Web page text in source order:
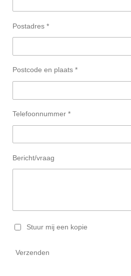
Postadres *
Postcode en plaats *
Telefoonnummer *
Bericht/vraag
Stuur mij een kopie
Verzenden